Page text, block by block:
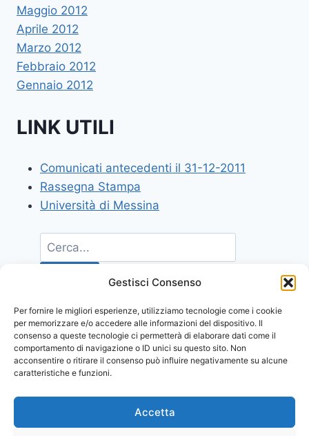
Gestisci Consenso
Per fornire le migliori esperienze, utilizziamo tecnologie come i cookie
per memorizzare e/o accedere alle informazioni del dispositivo. Il
consenso a queste tecnologie ci permetterà di elaborare dati come il
comportamento di navigazione o ID unici su questo sito. Non
acconsentire o ritirare il consenso può influire negativamente su alcune
caratteristiche e funzioni.
Accetta
Maggio 2012
Aprile 2012
Marzo 2012
Febbraio 2012
Gennaio 2012
LINK UTILI
Comunicati antecedenti il 31-12-2011
Rassegna Stampa
Università di Messina